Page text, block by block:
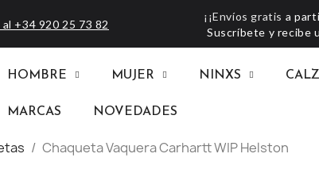
al +34 920 25 73 82
¡¡Envíos gratis a
Suscríbete y recibe
HOMBRE MUJER NINXS
MARCAS NOVEDADES
Chaqueta Vaquera Carhartt WIP Helston